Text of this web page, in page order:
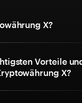
X?
Vorteile
X?